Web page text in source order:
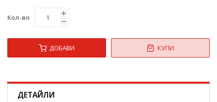
Кол-во
ДОБАВИ КУПИ
ДЕТАЙЛИ